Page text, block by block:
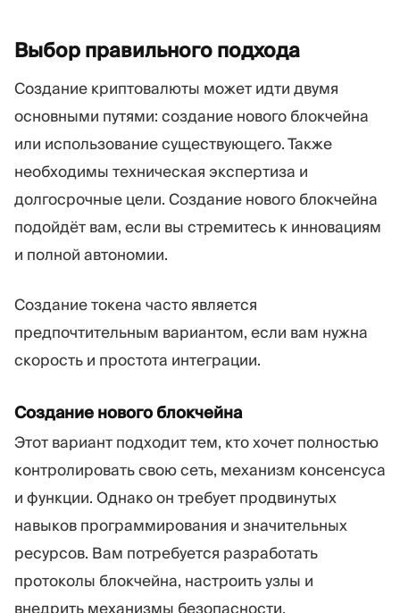
Выбор правильного подхода
Создание криптовалюты может идти двумя
основными путями: создание нового блокчейна
или использование существующего. Также
необходимы техническая экспертиза и
долгосрочные цели. Создание нового блокчейна
подойдёт вам, если вы стремитесь к инновациям
и полной автономии.
Создание токена часто является
предпочтительным вариантом, если вам нужна
скорость и простота интеграции.
Создание нового блокчейна
Этот вариант подходит тем, кто хочет полностью
контролировать свою сеть, механизм консенсуса
и функции. Однако он требует продвинутых
навыков программирования и значительных
ресурсов. Вам потребуется разработать
протоколы блокчейна, настроить узлы и
внедрить механизмы безопасности.